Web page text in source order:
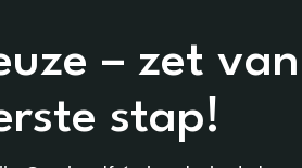
– zet
stap!